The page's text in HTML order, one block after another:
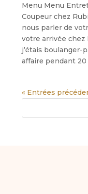
Menu Menu
Coupeur chez
nous parler de
votre arrivée chez
j’étais boulanger-
affaire pendant 20
« Entrées